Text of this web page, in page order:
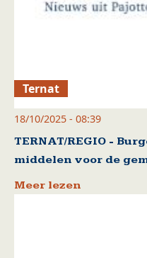
Ternat
18/10/2025 - 08:39
TERNAT/REGIO -
middelen voor de
Meer lezen